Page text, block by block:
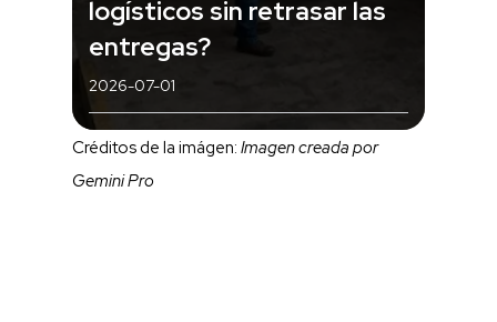
logísticos sin retrasar las
entregas?
2026-07-01
Créditos de la imágen: Imagen creada por
Gemini Pro